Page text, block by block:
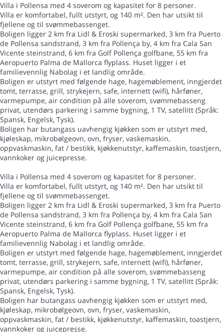
Villa i Pollensa med 4 soverom og kapasitet for 8 personer.
Villa er komfortabel, fullt utstyrt, og 140 m². Den har utsikt til
fjellene og til svømmebassenget.
Boligen ligger 2 km fra Lidl & Eroski supermarked, 3 km fra Puerto
de Pollensa sandstrand, 3 km fra Pollença by, 4 km fra Cala San
Vicente steinstrand, 6 km fra Golf Pollença golfbane, 55 km fra
Aeropuerto Palma de Mallorca flyplass. Huset ligger i et
familievennlig Nabolag i et landlig område.
Boligen er utstyrt med følgende hage, hagemøblement, inngjerdet
tomt, terrasse, grill, strykejern, safe, internett (wifi), hårføner,
varmepumpe, air condition på alle soverom, svømmebasseng
privat, utendørs parkering i samme bygning, 1 TV, satellitt (Språk:
Spansk, Engelsk, Tysk).
Boligen har butangass uavhengig kjøkken som er utstyrt med,
kjøleskap, mikrobølgeovn, ovn, fryser, vaskemaskin,
oppvaskmaskin, fat / bestikk, kjøkkenutstyr, kaffemaskin, toastjern,
vannkoker og juicepresse.
Villa i Pollensa med 4 soverom og kapasitet for 8 personer.
Villa er komfortabel, fullt utstyrt, og 140 m². Den har utsikt til
fjellene og til svømmebassenget.
Boligen ligger 2 km fra Lidl & Eroski supermarked, 3 km fra Puerto
de Pollensa sandstrand, 3 km fra Pollença by, 4 km fra Cala San
Vicente steinstrand, 6 km fra Golf Pollença golfbane, 55 km fra
Aeropuerto Palma de Mallorca flyplass. Huset ligger i et
familievennlig Nabolag i et landlig område.
Boligen er utstyrt med følgende hage, hagemøblement, inngjerdet
tomt, terrasse, grill, strykejern, safe, internett (wifi), hårføner,
varmepumpe, air condition på alle soverom, svømmebasseng
privat, utendørs parkering i samme bygning, 1 TV, satellitt (Språk:
Spansk, Engelsk, Tysk).
Boligen har butangass uavhengig kjøkken som er utstyrt med,
kjøleskap, mikrobølgeovn, ovn, fryser, vaskemaskin,
oppvaskmaskin, fat / bestikk, kjøkkenutstyr, kaffemaskin, toastjern,
vannkoker og juicepresse.